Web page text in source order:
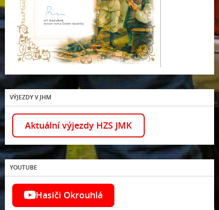
VÝJEZDY V JHM
Aktuální výjezdy HZS JMK
YOUTUBE
Hasiči Okrouhlá